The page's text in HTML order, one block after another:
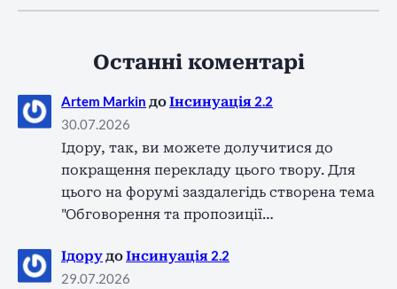
Останні коментарі
Artem Markin доІнсинуація 2.2
30.07.2026
Ідору, так, ви можете долучитися до
покращення перекладу цього твору. Для
цього на форумі заздалегідь створена тема
"Обговорення та пропозиції…
Ідору доІнсинуація 2.2
29.07.2026